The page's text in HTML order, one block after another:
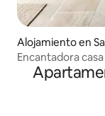
Alojamiento en
Encantadora